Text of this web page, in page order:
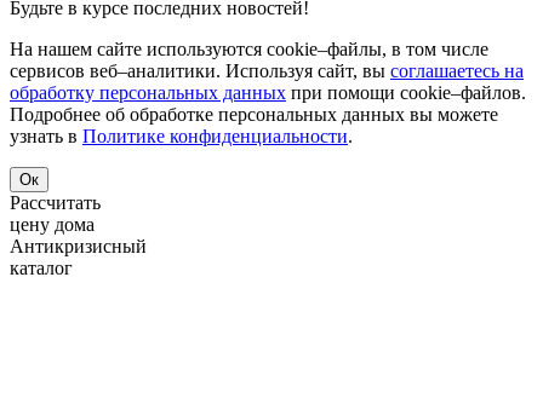
Будьте в курсе последних новостей!
На нашем сайте используются cookie–файлы, в том числе
сервисов веб–аналитики. Используя сайт, вы соглашаетесь на
обработку персональных данных при помощи cookie–файлов.
Подробнее об обработке персональных данных вы можете
узнать в Политике конфиденциальности.
Ок
Рассчитать
цену дома
Антикризисный
каталог